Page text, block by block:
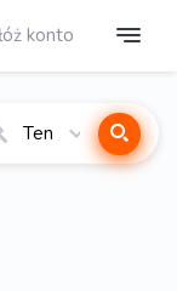
konto
Ten